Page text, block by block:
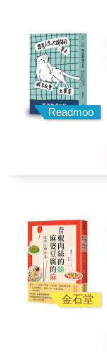
Readmoo
金石堂